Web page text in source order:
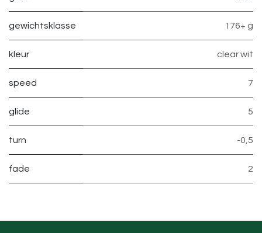
gewichtsklasse 176+ g
kleur clear wit
speed 7
glide 5
turn -0,5
fade 2